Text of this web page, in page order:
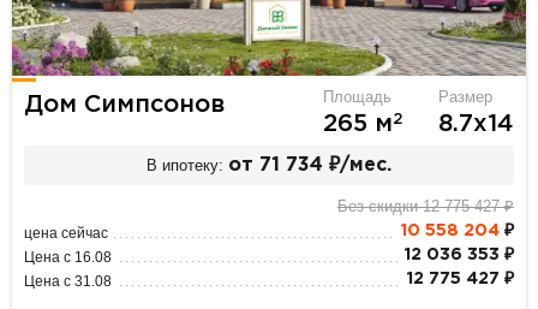
Дом Симпсонов Площадь
265 м2
Размер
8.7х14
В ипотеку: от 71 734 ₽/мес.
Без скидки 12 775 427 ₽
цена сейчас 10 558 204₽
Цена с 16.08 12 036 353 ₽
Цена с 31.08 12 775 427 ₽